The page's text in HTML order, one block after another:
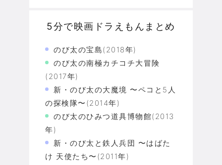
5分で映画ドラえもんまとめ
のび太の宝島(2018年)
のび太の南極カチコチ大冒険
(2017年)
新・のび太の大魔境 〜ペコと5人
の探検隊〜(2014年)
のび太のひみつ道具博物館(2013
年)
新・のび太と鉄人兵団 〜はばた
け 天使たち〜(2011年)